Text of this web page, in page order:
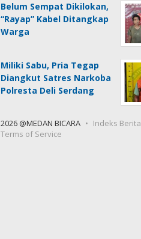
Belum Sempat Dikilokan,
“Rayap” Kabel Ditangkap
Warga
Miliki Sabu, Pria Tegap
Diangkut Satres Narkoba
Polresta Deli Serdang
2026 @MEDAN BICARA
Indeks Berita
Terms of Service